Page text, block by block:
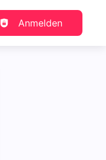
Anmelden